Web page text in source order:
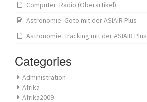
Computer: Radio (Oberartikel)
Astronomie: Goto mit der ASIAIR Plus
Astronomie: Tracking mit der ASIAIR Plus
Categories
Administration
Afrika
Afrika2009